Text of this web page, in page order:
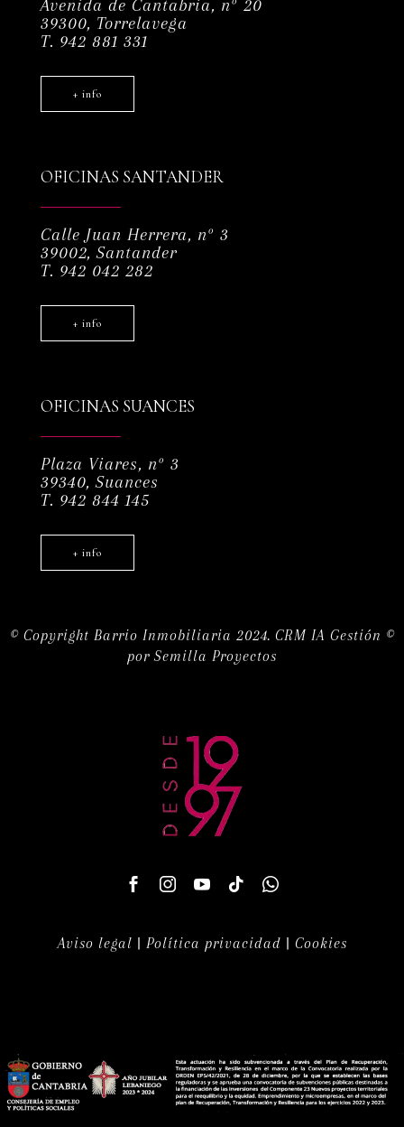
Avenida de Cantabria, nº 20
39300, Torrelavega
T. 942 881 331
+ info
OFICINAS SANTANDER
Calle Juan Herrera, nº 3
39002, Santander
T. 942 042 282
+ info
OFICINAS SUANCES
Plaza Viares, nº 3
39340, Suances
T. 942 844 145
+ info
© Copyright Barrio Inmobiliaria 2024. CRM IA Gestión ©
porSemilla Proyectos
Aviso legal | Política privacidad | Cookies